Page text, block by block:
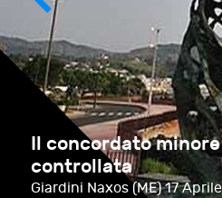
Il concordato
controllata
Giardini Naxos (ME) 17